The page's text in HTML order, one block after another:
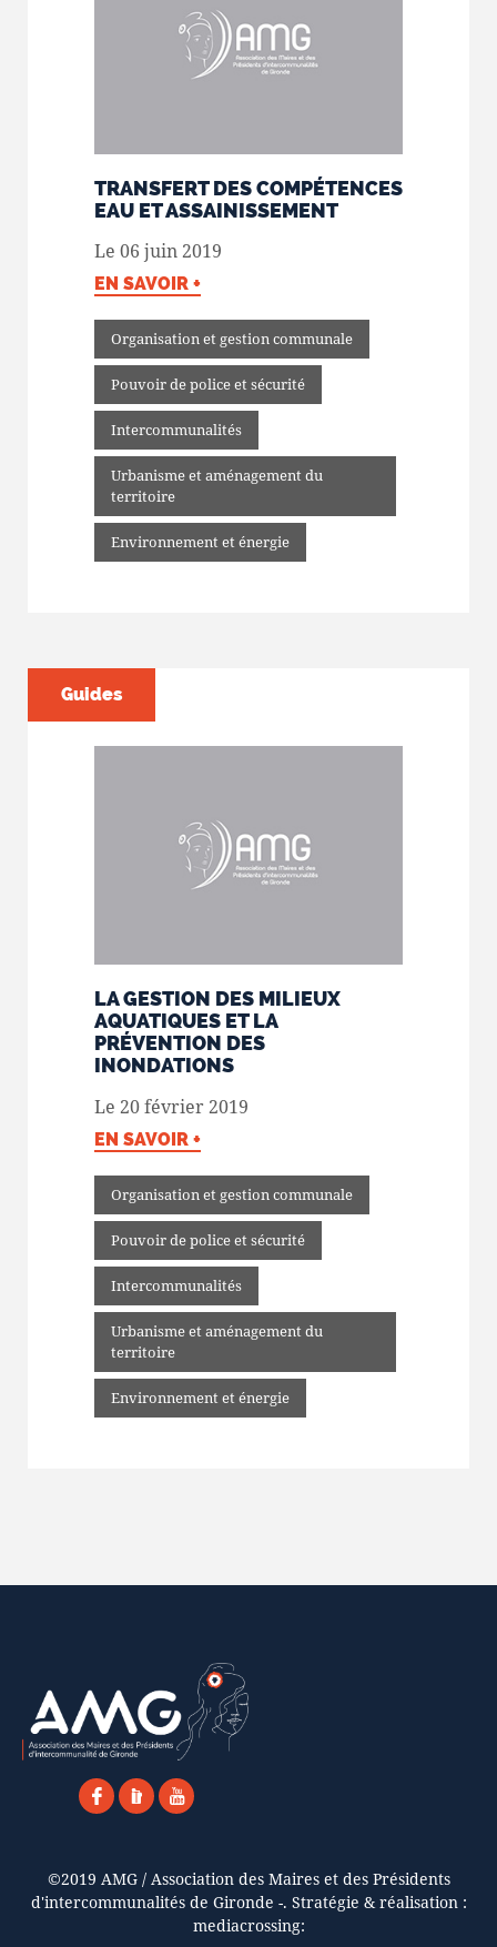
TRANSFERT DES COMPÉTENCES
EAU ET ASSAINISSEMENT
Le 06 juin 2019
EN SAVOIR +
Organisation et gestion communale
Pouvoir de police et sécurité
Intercommunalités
Urbanisme et aménagement du
territoire
Environnement et énergie
LA GESTION DES MILIEUX
AQUATIQUES ET LA
PRÉVENTION DES
INONDATIONS
Le 20 février 2019
EN SAVOIR +
Organisation et gestion communale
Pouvoir de police et sécurité
Intercommunalités
Urbanisme et aménagement du
territoire
Environnement et énergie
Guides
©2019 AMG / Association des Maires et des Présidents
d'intercommunalités de Gironde -. Stratégie & réalisation :
mediacrossing: